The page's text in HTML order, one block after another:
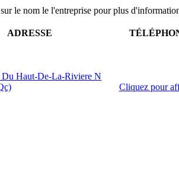
le nom le l'entreprise pour plus
ADRESSE
Du Haut-De-La-Riviere N
Cliquez pour